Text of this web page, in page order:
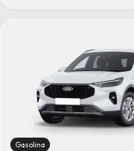
Gasolina